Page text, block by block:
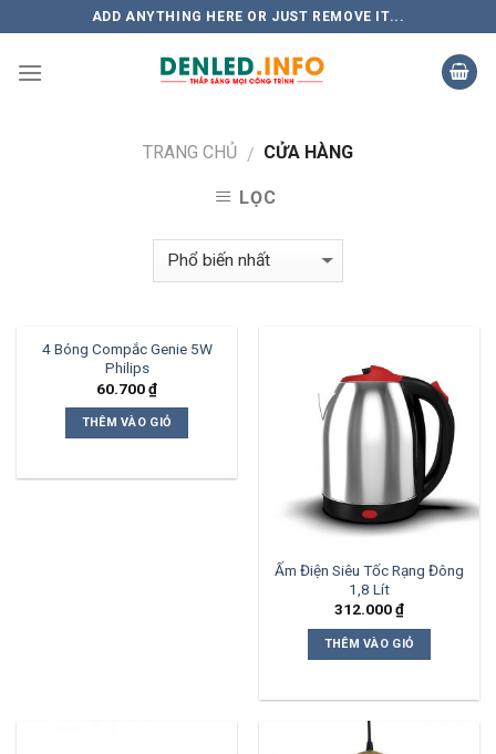
to
content
ADD ANYTHING HERE OR JUST REMOVE IT...
TRANG CHỦ / CỬA HÀNG
LỌC
4 Bóng Compắc Genie 5W
Philips
60.700₫
THÊM VÀO GIỎ
Ấm Điện Siêu Tốc Rạng Đông
1,8 Lít
312.000₫
THÊM VÀO GIỎ